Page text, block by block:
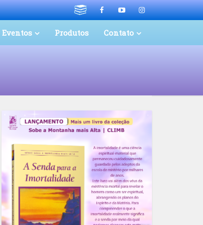
Eventos Produtos Contato